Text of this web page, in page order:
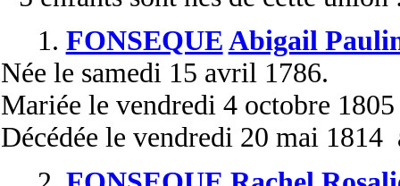
1. FONSEQUE Abigail
Née le samedi 15 avril 1786.
Mariée le vendredi 4 octobre
Décédée le vendredi 20 mai 1814